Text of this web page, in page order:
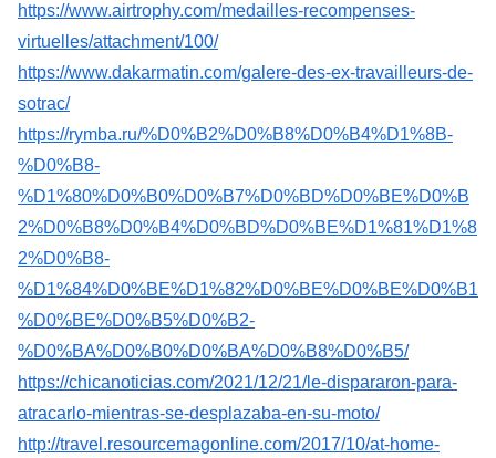
https://www.airtrophy.com/medailles-recompenses-
virtuelles/attachment/100/
https://www.dakarmatin.com/galere-des-ex-travailleurs-de-
sotrac/
https://rymba.ru/%D0%B2%D0%B8%D0%B4%D1%8B-
%D0%B8-
%D1%80%D0%B0%D0%B7%D0%BD%D0%BE%D0%B
2%D0%B8%D0%B4%D0%BD%D0%BE%D1%81%D1%8
2%D0%B8-
%D1%84%D0%BE%D1%82%D0%BE%D0%BE%D0%B1
%D0%BE%D0%B5%D0%B2-
%D0%BA%D0%B0%D0%BA%D0%B8%D0%B5/
https://chicanoticias.com/2021/12/21/le-dispararon-para-
atracarlo-mientras-se-desplazaba-en-su-moto/
http://travel.resourcemagonline.com/2017/10/at-home-